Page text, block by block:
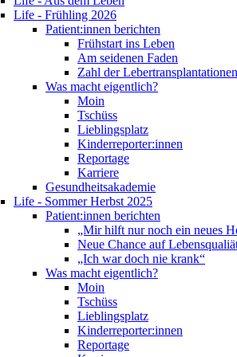
Life - Frühling 2026
Patient:innen berichten
Frühstart ins Leben
Am seidenen Faden
Zahl der
Was macht eigentlich?
Moin
Tschüss
Lieblingsplatz
Kinderreporter:innen
Reportage
Karriere
Gesundheitsakademie
Life - Sommer Herbst 2025
Patient:innen berichten
„Mir hilft nur noch ein neues
Neue Chance auf
„Ich war doch nie krank“
Was macht eigentlich?
Moin
Tschüss
Lieblingsplatz
Kinderreporter:innen
Reportage